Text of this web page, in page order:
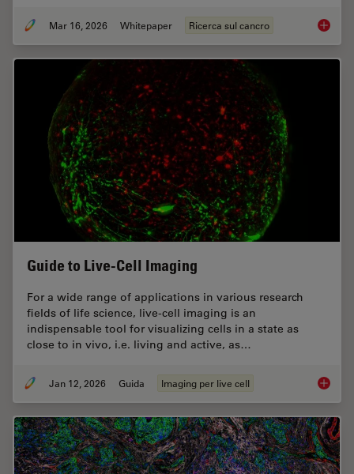
Mar 16, 2026 Whitepaper Ricerca sul cancro
Guide to Live-Cell Imaging
For a wide range of applications in various research
fields of life science, live-cell imaging is an
indispensable tool for visualizing cells in a state as
close to in vivo, i.e. living and active, as…
Jan 12, 2026 Guida Imaging per live cell Guide